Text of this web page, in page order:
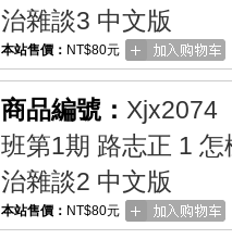
治雜談3 中文版
本站售價： NT$80元
商品編號： Xjx2074
班第1期 路志正 1
治雜談2 中文版
本站售價： NT$80元